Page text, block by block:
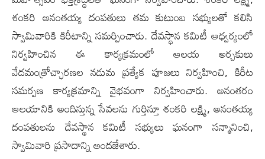
శంకరి అనంతయ్య దంపతులు తమ కుటుంబ సభ్యులతో కలిసి
స్వామివారికి కిరీటాన్ని సమర్పించారు. దేవస్థాన కమిటీ ఆధ్వర్యంలో
నిర్వహించిన ఈ కార్యక్రమంలో ఆలయ అర్చకులు
వేదమంత్రోచ్ఛారణల నడుమ ప్రత్యేక పూజలు నిర్వహించి, కిరీట
సమర్పణ కార్యక్రమాన్ని వైభవంగా నిర్వహించారు. అనంతరం
ఆలయానికి అందిస్తున్న సేవలను గుర్తిస్తూ శంకరి లక్ష్మి, అనంతయ్య
దంపతులను దేవస్థాన కమిటీ సభ్యులు ఘనంగా సన్మానించి,
స్వామివారి ప్రసాదాన్ని అందజేశారు.